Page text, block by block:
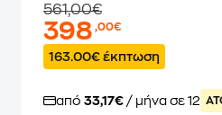
561,00€
398,00€
163.00€ έκπτωση
από 33,17€ / μήνα σε 12